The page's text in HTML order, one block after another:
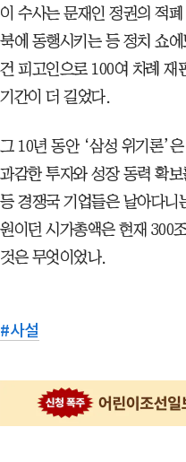
이 수사는 문재인 정권의 적
북에 동행시키는 등 정치 쇼
건 피고인으로 100여 차례 재
기간이 더 길었다.
그 10년 동안 ‘삼성 위기론’
과감한 투자와 성장 동력 확
등 경쟁국 기업들은 날아다니
원이던 시가총액은 현재 300
것은 무엇이었나.
#사설